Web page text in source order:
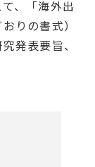
、「海外出
りの書式）
発表要旨、